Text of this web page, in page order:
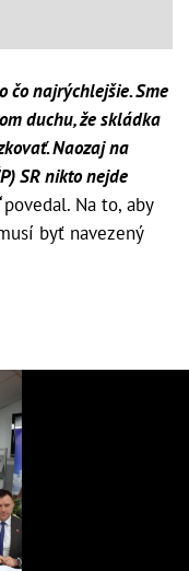
čo najrýchlejšie. Sme
duchu, že skládka
Naozaj na
SR nikto nejde
povedal. Na to, aby
byť navezený